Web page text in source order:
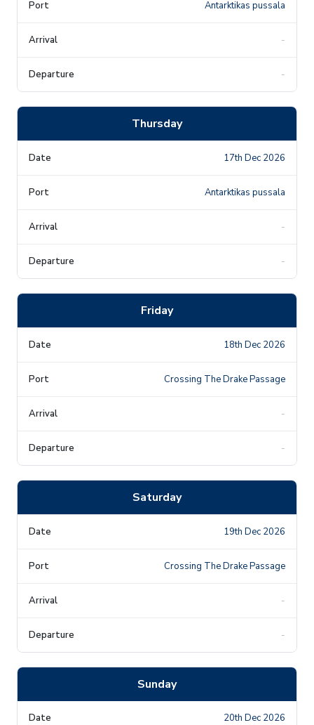
Antarktikas pussala
-
-
Thursday
17th Dec 2026
Antarktikas pussala
-
-
Friday
18th Dec 2026
Crossing The Drake Passage
-
-
Saturday
19th Dec 2026
Crossing The Drake Passage
-
-
Sunday
20th Dec 2026